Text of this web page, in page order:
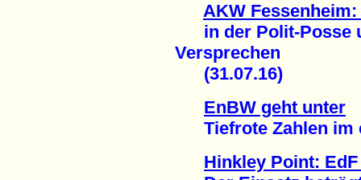
AKW
in der Polit-Posse
Versprechen
(31.07.16)
EnBW geht unter
Tiefrote Zahlen im
Hinkley Point: